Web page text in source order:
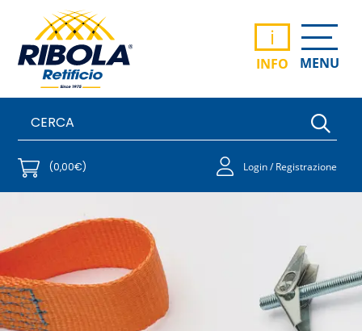
i
INFO MENU
(0,00€) Login / Registrazione